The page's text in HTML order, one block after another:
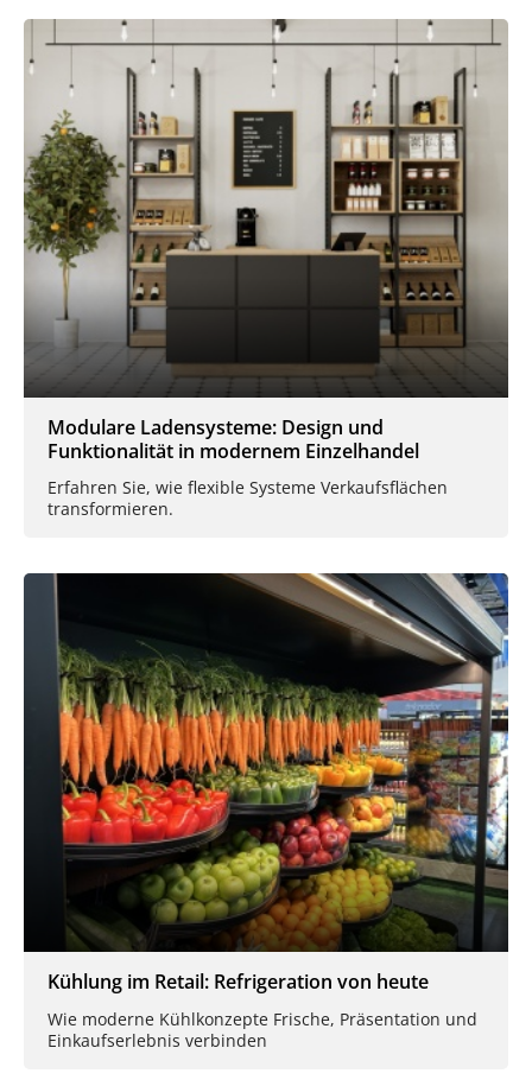
Modulare Ladensysteme: Design und
Funktionalität in modernem Einzelhandel
Erfahren Sie, wie flexible Systeme Verkaufsflächen
transformieren.
Kühlung im Retail: Refrigeration von heute
Wie moderne Kühlkonzepte Frische, Präsentation und
Einkaufserlebnis verbinden